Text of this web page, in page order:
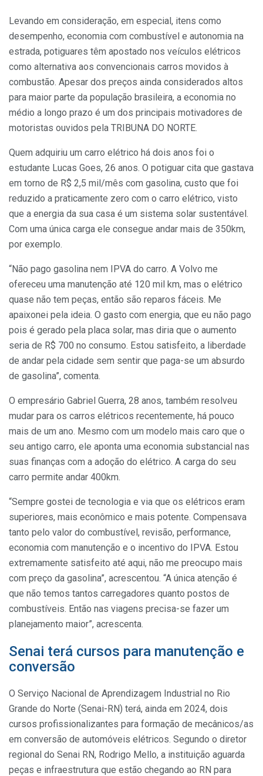
Levando em consideração, em especial, itens como
desempenho, economia com combustível e autonomia na
estrada, potiguares têm apostado nos veículos elétricos
como alternativa aos convencionais carros movidos à
combustão. Apesar dos preços ainda considerados altos
para maior parte da população brasileira, a economia no
médio a longo prazo é um dos principais motivadores de
motoristas ouvidos pela TRIBUNA DO NORTE.
Quem adquiriu um carro elétrico há dois anos foi o
estudante Lucas Goes, 26 anos. O potiguar cita que gastava
em torno de R$ 2,5 mil/mês com gasolina, custo que foi
reduzido a praticamente zero com o carro elétrico, visto
que a energia da sua casa é um sistema solar sustentável.
Com uma única carga ele consegue andar mais de 350km,
por exemplo.
“Não pago gasolina nem IPVA do carro. A Volvo me
ofereceu uma manutenção até 120 mil km, mas o elétrico
quase não tem peças, então são reparos fáceis. Me
apaixonei pela ideia. O gasto com energia, que eu não pago
pois é gerado pela placa solar, mas diria que o aumento
seria de R$ 700 no consumo. Estou satisfeito, a liberdade
de andar pela cidade sem sentir que paga-se um absurdo
de gasolina”, comenta.
O empresário Gabriel Guerra, 28 anos, também resolveu
mudar para os carros elétricos recentemente, há pouco
mais de um ano. Mesmo com um modelo mais caro que o
seu antigo carro, ele aponta uma economia substancial nas
suas finanças com a adoção do elétrico. A carga do seu
carro permite andar 400km.
“Sempre gostei de tecnologia e via que os elétricos eram
superiores, mais econômico e mais potente. Compensava
tanto pelo valor do combustível, revisão, performance,
economia com manutenção e o incentivo do IPVA. Estou
extremamente satisfeito até aqui, não me preocupo mais
com preço da gasolina”, acrescentou. “A única atenção é
que não temos tantos carregadores quanto postos de
combustíveis. Então nas viagens precisa-se fazer um
planejamento maior”, acrescenta.
Senai terá cursos para manutenção e
conversão
O Serviço Nacional de Aprendizagem Industrial no Rio
Grande do Norte (Senai-RN) terá, ainda em 2024, dois
cursos profissionalizantes para formação de mecânicos/as
em conversão de automóveis elétricos. Segundo o diretor
regional do Senai RN, Rodrigo Mello, a instituição aguarda
peças e infraestrutura que estão chegando ao RN para